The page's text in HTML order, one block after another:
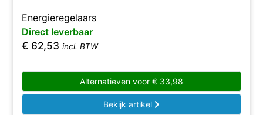
Energieregelaars
Direct leverbaar
€ 62,53 incl. BTW
Alternatieven voor € 33,98
Bekijk artikel